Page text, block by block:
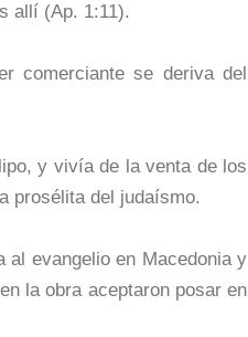
allí (Ap. 1:11).
comerciante se deriva del
y vivía de la venta de los
prosélita del judaísmo.
evangelio en Macedonia y
la obra aceptaron posar en